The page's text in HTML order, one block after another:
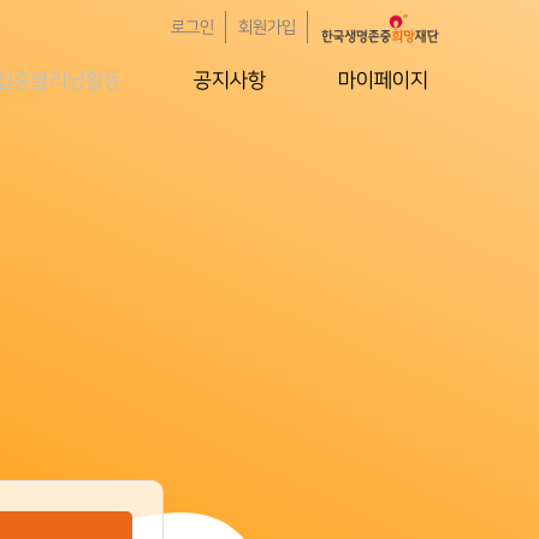
로그인 회원가입
중클리닝활동 공지사항 마이페이지